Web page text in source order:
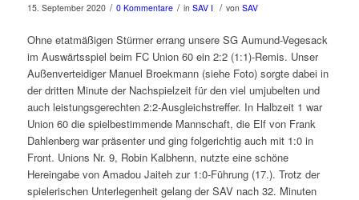
15. September 2020 / 0 Kommentare / in SAV I / von SAV
Ohne etatmäßigen Stürmer errang unsere SG Aumund-Vegesack
im Auswärtsspiel beim FC Union 60 ein 2:2 (1:1)-Remis. Unser
Außenverteidiger Manuel Broekmann (siehe Foto) sorgte dabei in
der dritten Minute der Nachspielzeit für den viel umjubelten und
auch leistungsgerechten 2:2-Ausgleichstreffer. In Halbzeit 1 war
Union 60 die spielbestimmende Mannschaft, die Elf von Frank
Dahlenberg war präsenter und ging folgerichtig auch mit 1:0 in
Front. Unions Nr. 9, Robin Kalbhenn, nutzte eine schöne
Hereingabe von Amadou Jaiteh zur 1:0-Führung (17.). Trotz der
spielerischen Unterlegenheit gelang der SAV nach 32. Minuten